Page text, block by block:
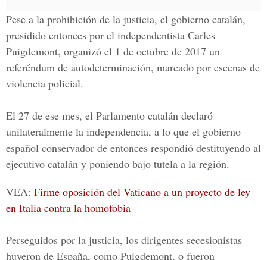
Pese a la prohibición de la justicia, el gobierno catalán,
presidido entonces por el independentista Carles
Puigdemont, organizó el 1 de octubre de 2017 un
referéndum de autodeterminación, marcado por escenas de
violencia policial.
El 27 de ese mes, el Parlamento catalán declaró
unilateralmente la independencia, a lo que el gobierno
español conservador de entonces respondió destituyendo al
ejecutivo catalán y poniendo bajo tutela a la región.
VEA: Firme oposición del Vaticano a un proyecto de ley
en Italia contra la homofobia
Perseguidos por la justicia, los dirigentes secesionistas
huyeron de España, como Puigdemont, o fueron